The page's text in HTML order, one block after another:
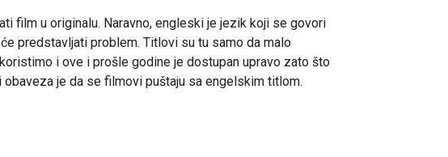
film u originalu. Naravno, engleski je jezik koji se govori
predstavljati problem. Titlovi su tu samo da malo
i ove i prošle godine je dostupan upravo zato što
je da se filmovi puštaju sa engelskim titlom.